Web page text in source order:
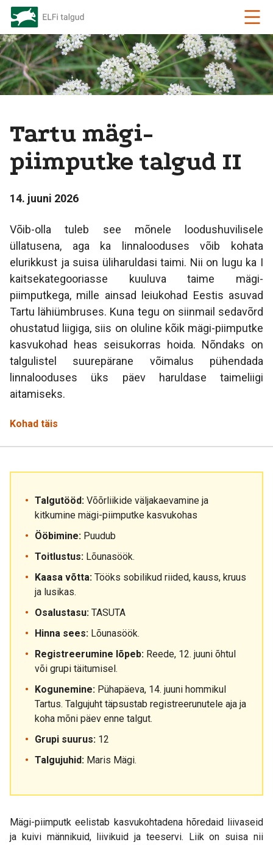
Tartu mägi-
piimputke talgud II
14. juuni 2026
Võib-olla tuleb see mõnele loodushuvilisele
üllatusena, aga ka linnalooduses võib kohata
elurikkust ja suisa üliharuldasi taimi. Nii on lugu ka I
kaitsekategooriasse kuuluva taime mägi-
piimputkega, mille ainsad leiukohad Eestis asuvad
Tartu lähiümbruses. Kuna tegu on siinmail sedavõrd
ohustatud liigiga, siis on oluline kõik mägi-piimputke
kasvukohad heas seisukorras hoida. Nõndaks on
talgulistel suurepärane võimalus pühendada
linnalooduses üks päev haruldase taimeliigi
aitamiseks.
Kohad täis
Talgutööd: Võõrliikide väljakaevamine ja
kitkumine mägi-piimputke kasvukohas
Ööbimine: Puudub
Toitlustus: Lõunasöök.
Kaasa võtta: Tööks sobilikud riided, kauss, kruus
ja lusikas.
Osalustasu: TASUTA
Hinna sees: Lõunasöök.
Registreerumine lõpeb: Reede, 12. juuni õhtul
või grupi täitumisel.
Kogunemine: Pühapäeva, 14. juuni hommikul
Tartus. Talgujuht täpsustab registreerunutele aja ja
koha mõni päev enne talgut.
Grupi suurus: 12
Talgujuhid: Maris Mägi.
Mägi-piimputk eelistab kasvukohtadena hõredaid liivaseid
ja kuivi männikuid, liivikuid ja teeservi. Liik on suisa nii